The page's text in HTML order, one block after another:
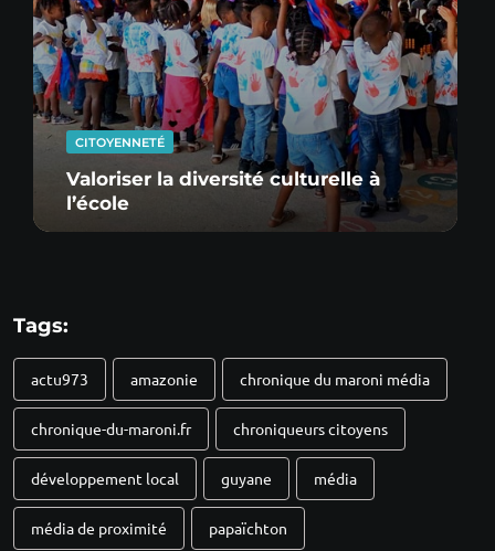
CITOYENNETÉ
Valoriser la diversité culturelle à
l’école
Tags:
actu973 amazonie chronique du maroni média
chronique-du-maroni.fr chroniqueurs citoyens
développement local guyane média
média de proximité papaïchton